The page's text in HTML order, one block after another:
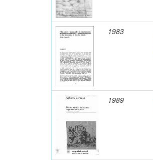
1983
1989